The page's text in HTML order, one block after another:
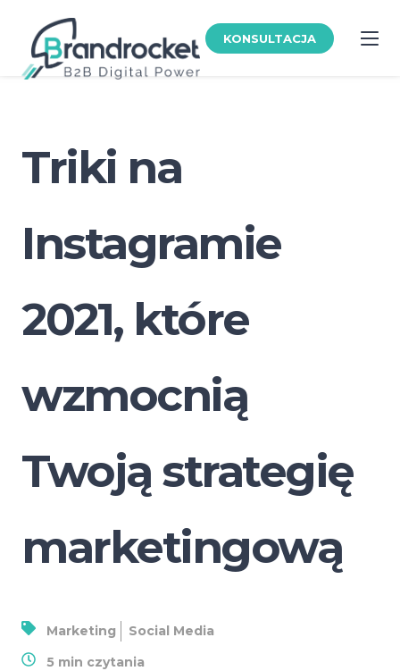
KONSULTACJA
Triki na
Instagramie
2021, które
wzmocnią
Twoją strategię
marketingową
Marketing
Social Media
5 min czytania